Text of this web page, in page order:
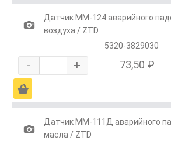
1
Датчик ММ-124 аварийного
воздуха / ZTD
5320-3829030
- + 73,50 ₽
Ä
1
Датчик ММ-111Д аварийного
масла / ZTD